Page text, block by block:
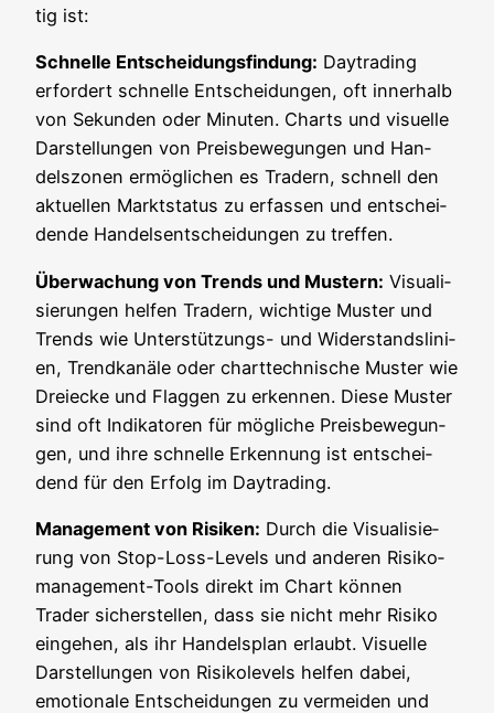
tig ist:
Schnel­le Ent­schei­dungs­fin­dung: Day­tra­ding
erfor­dert schnel­le Ent­schei­dun­gen, oft inner­halb
von Sekun­den oder Minu­ten. Charts und visu­el­le
Dar­stel­lun­gen von Preis­be­we­gun­gen und Han­
dels­zo­nen ermög­li­chen es Tradern, schnell den
aktu­el­len Markt­sta­tus zu erfas­sen und ent­schei­
den­de Han­dels­ent­schei­dun­gen zu treffen.
Über­wa­chung von Trends und Mus­tern: Visua­li­
sie­run­gen hel­fen Tradern, wich­ti­ge Mus­ter und
Trends wie Unter­stüt­zungs- und Wider­stands­li­ni­
en, Trend­ka­nä­le oder chart­tech­ni­sche Mus­ter wie
Drei­ecke und Flag­gen zu erken­nen. Die­se Mus­ter
sind oft Indi­ka­to­ren für mög­li­che Preis­be­we­gun­
gen, und ihre schnel­le Erken­nung ist ent­schei­
dend für den Erfolg im Daytrading.
Manage­ment von Risi­ken: Durch die Visua­li­sie­
rung von Stop-Loss-Levels und ande­ren Risi­ko­
ma­nage­ment-Tools direkt im Chart kön­nen
Trader sicher­stel­len, dass sie nicht mehr Risi­ko
ein­ge­hen, als ihr Han­dels­plan erlaubt. Visu­el­le
Dar­stel­lun­gen von Risi­ko­le­vels hel­fen dabei,
emo­tio­na­le Ent­schei­dun­gen zu ver­mei­den und